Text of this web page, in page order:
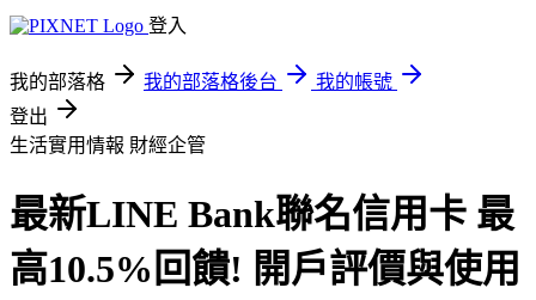
登入
我的部落格 我的部落格後台
我的帳號
登出
生活實用情報 財經企管
最新LINE Bank聯名信用卡 最
高10.5%回饋! 開戶評價與使用